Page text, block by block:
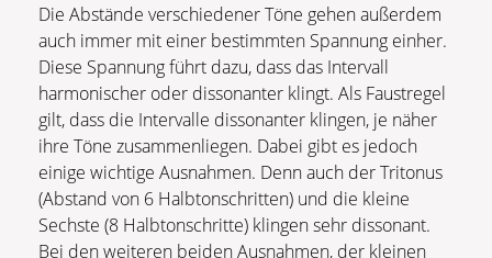
Die Abstände verschiedener Töne gehen außerdem
auch immer mit einer bestimmten Spannung einher.
Diese Spannung führt dazu, dass das Intervall
harmonischer oder dissonanter klingt. Als Faustregel
gilt, dass die Intervalle dissonanter klingen, je näher
ihre Töne zusammenliegen. Dabei gibt es jedoch
einige wichtige Ausnahmen. Denn auch der Tritonus
(Abstand von 6 Halbtonschritten) und die kleine
Sechste (8 Halbtonschritte) klingen sehr dissonant.
Bei den weiteren beiden Ausnahmen, der kleinen